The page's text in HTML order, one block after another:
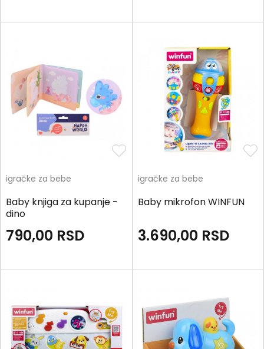
igračke za bebe
Baby knjiga za kupanje -
dino
790,00 RSD
igračke za bebe
Baby mikrofon WINFUN
3.690,00 RSD